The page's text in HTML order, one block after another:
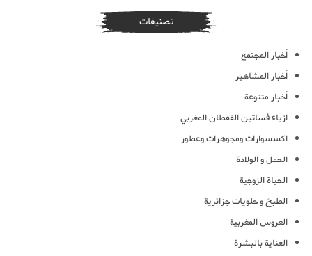
تصنيفات
أخبار المجتمع
أخبار المشاهير
أخبار متنوعة
ازياء فساتين القفطان المغربي
اكسسوارات ومجوهرات وعطور
الحمل و الولادة
الحياة الزوجية
الطبخ و حلويات جزائرية
العروس المغربية
العناية بالبشرة